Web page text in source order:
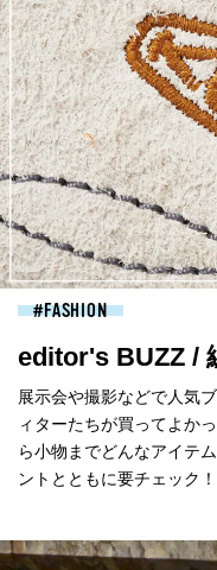
FASHION
editor's BUZZ /
展示会や撮影などで人気
ィターたちが買ってよか
ら小物までどんなアイテ
ントとともに要チェック！